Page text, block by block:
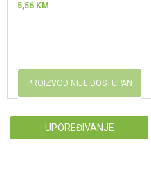
5,56 KM
PROIZVOD NIJE DOSTUPAN
UPOREĐIVANJE